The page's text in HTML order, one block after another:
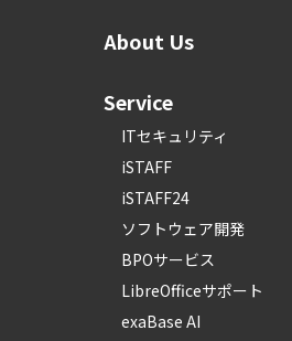
About Us
Service
ITセキュリティ
iSTAFF
iSTAFF24
ソフトウェア開発
BPOサービス
LibreOfficeサポート
exaBase AI